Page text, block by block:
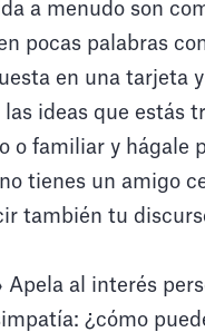
a menudo son
pocas palabras
en una tarjeta
ideas que estás
o familiar y hágale
tienes un amigo
también tu
al interés
¿cómo